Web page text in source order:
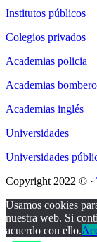
Institutos públicos
Colegios privados
Academias policia
Academias
Academias inglés
Universidades
Universidades
Copyright 2022 © ·
Usamos cookies
nuestra web. Si
acuerdo con ello.